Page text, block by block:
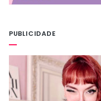
PUBLICIDADE